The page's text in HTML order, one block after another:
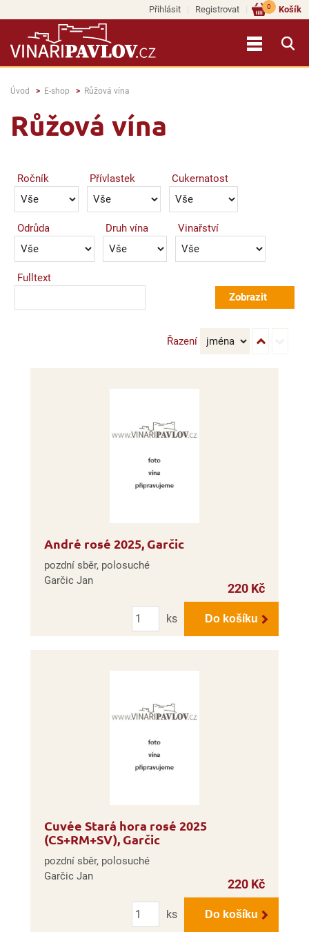
Přihlásit Registrovat Košík
0
Úvod E-shop Růžová vína
Růžová vína
Ročník Přívlastek Cukernatost
Odrůda Druh vína Vinařství
Fulltext
Řazení
André rosé 2025, Garčic
pozdní sběr, polosuché
Garčic Jan
220 Kč
Počet
ks
Do košíku
Cuvée Stará hora rosé 2025
(CS+RM+SV), Garčic
pozdní sběr, polosuché
Garčic Jan
220 Kč
Počet
ks
Do košíku